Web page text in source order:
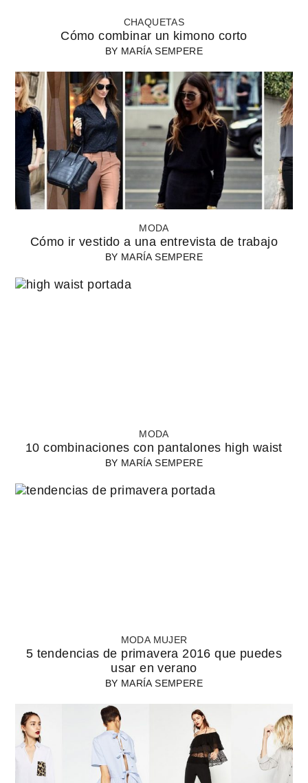
CHAQUETAS
Cómo combinar un kimono corto
BY MARÍA SEMPERE
MODA
Cómo ir vestido a una entrevista de trabajo
BY MARÍA SEMPERE
MODA
10 combinaciones con pantalones high waist
BY MARÍA SEMPERE
MODA MUJER
5 tendencias de primavera 2016 que puedes
usar en verano
BY MARÍA SEMPERE